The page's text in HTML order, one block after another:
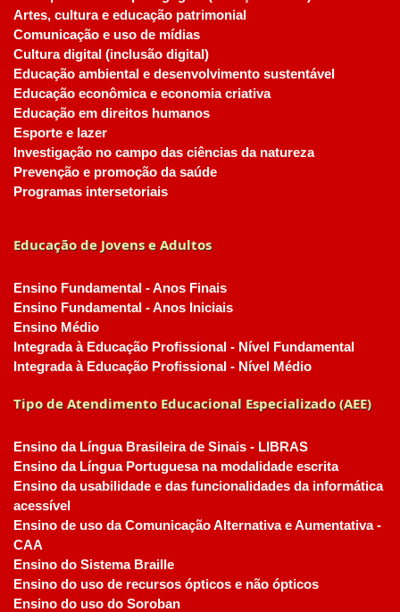
Artes, cultura e educação patrimonial
Comunicação e uso de mídias
Cultura digital (inclusão digital)
Educação ambiental e desenvolvimento sustentável
Educação econômica e economia criativa
Educação em direitos humanos
Esporte e lazer
Investigação no campo das ciências da natureza
Prevenção e promoção da saúde
Programas intersetoriais
Educação de Jovens e Adultos
Ensino Fundamental - Anos Finais
Ensino Fundamental - Anos Iniciais
Ensino Médio
Integrada à Educação Profissional - Nível Fundamental
Integrada à Educação Profissional - Nível Médio
Tipo de Atendimento Educacional Especializado (AEE)
Ensino da Língua Brasileira de Sinais - LIBRAS
Ensino da Língua Portuguesa na modalidade escrita
Ensino da usabilidade e das funcionalidades da informática
acessível
Ensino de uso da Comunicação Alternativa e Aumentativa -
CAA
Ensino do Sistema Braille
Ensino do uso de recursos ópticos e não ópticos
Ensino do uso do Soroban